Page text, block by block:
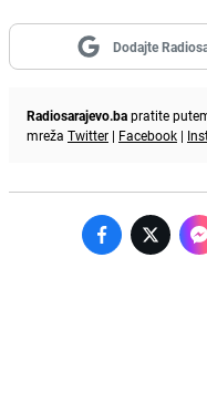
Dodajte
Radiosarajevo.bapratite
mreža Twitter | Facebook |